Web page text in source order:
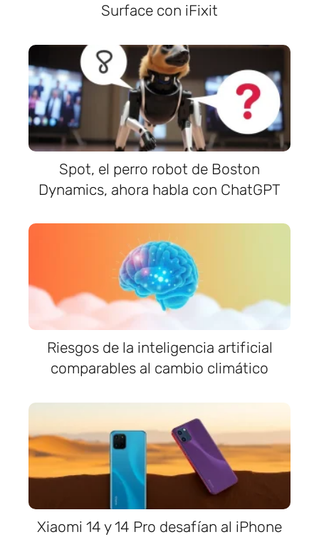
Surface con iFixit
Spot, el perro robot de Boston
Dynamics, ahora habla con ChatGPT
Riesgos de la inteligencia artificial
comparables al cambio climático
Xiaomi 14 y 14 Pro desafían al iPhone